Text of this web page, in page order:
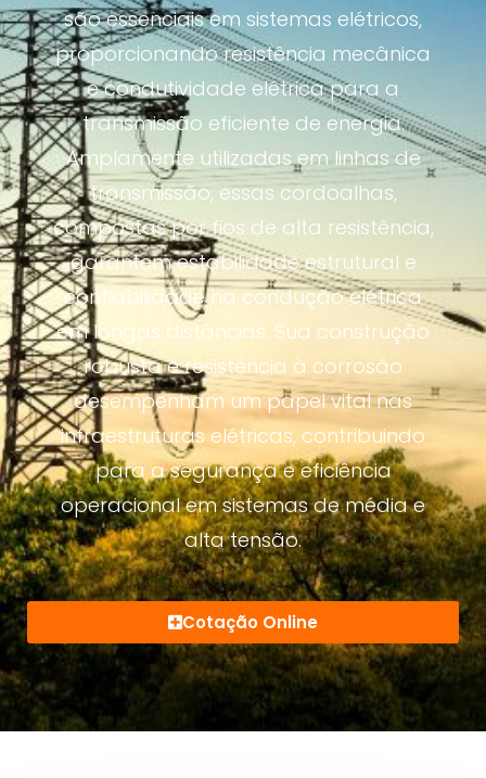
são essenciais em sistemas elétricos,
proporcionando resistência mecânica
e condutividade elétrica para a
transmissão eficiente de energia.
Amplamente utilizadas em linhas de
transmissão, essas cordoalhas,
compostas por fios de alta resistência,
garantem estabilidade estrutural e
confiabilidade na condução elétrica
em longas distâncias. Sua construção
robusta e resistência à corrosão
desempenham um papel vital nas
infraestruturas elétricas, contribuindo
para a segurança e eficiência
operacional em sistemas de média e
alta tensão.
Cotação Online